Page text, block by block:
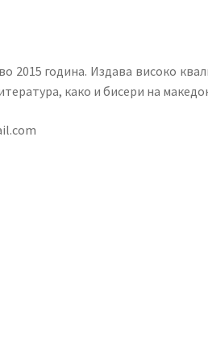
2015 година. Издава високо
како и бисери на